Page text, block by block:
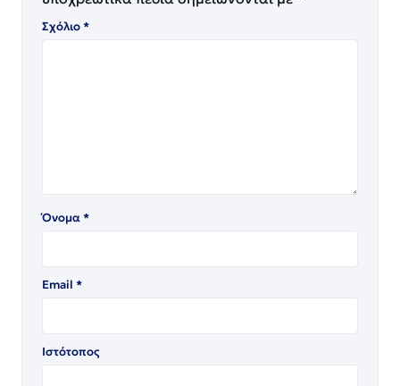
Σχόλιο*
Όνομα*
Email *
Ιστότοπος